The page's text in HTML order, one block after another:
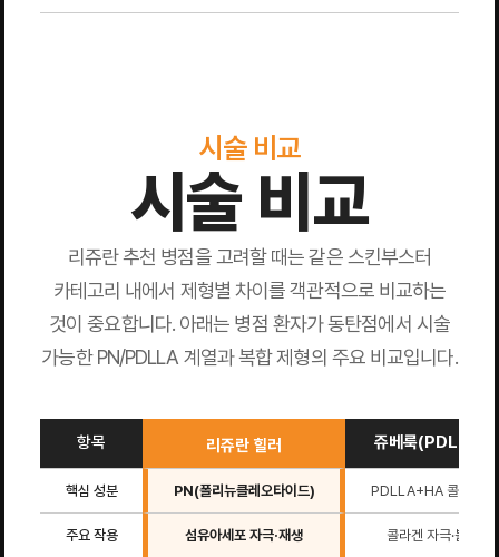
시술 비교
시술 비교
리쥬란 추천 병점을 고려할 때는 같은 스킨부스터
카테고리 내에서 제형별 차이를 객관적으로 비교하는
것이 중요합니다. 아래는 병점 환자가 동탄점에서 시술
가능한 PN/PDLLA 계열과 복합 제형의 주요 비교입니다.
항목 리쥬란 힐러 쥬베룩
핵심 성분 PN(폴리뉴클레오타이드) PDLLA+HA 콜라겐
주요 작용 섬유아세포 자극·재생 콜라겐 자극·볼륨 병